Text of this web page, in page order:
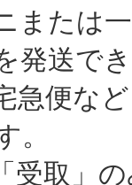
は一
発送で
など
。
」の